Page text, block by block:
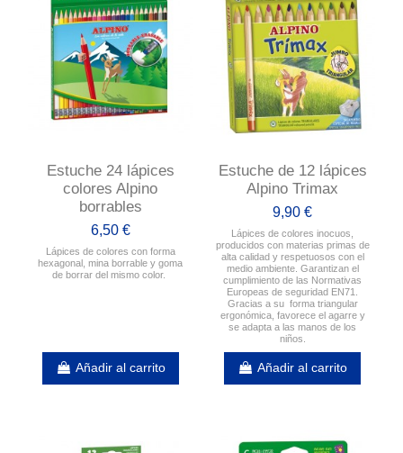
Estuche 24 lápices
colores Alpino
borrables
6,50 €
Lápices de colores con forma
hexagonal, mina borrable y goma
de borrar del mismo color.
Añadir al carrito
Estuche de 12 lápices
Alpino Trimax
9,90 €
Lápices de colores inocuos,
producidos con materias primas de
alta calidad y respetuosos con el
medio ambiente. Garantizan el
cumplimiento de las Normativas
Europeas de seguridad EN71.
Gracias a su forma triangular
ergonómica, favorece el agarre y
se adapta a las manos de los
niños.
Añadir al carrito